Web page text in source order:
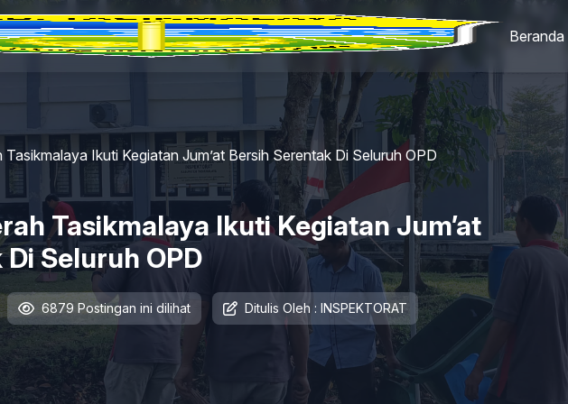
Beranda
Ikuti Kegiatan Jum’at Bersih Serentak Di Seluruh OPD
Tasikmalaya Ikuti Kegiatan Jum’at
Seluruh OPD
6879 Postingan ini dilihat Ditulis Oleh : INSPEKTORAT